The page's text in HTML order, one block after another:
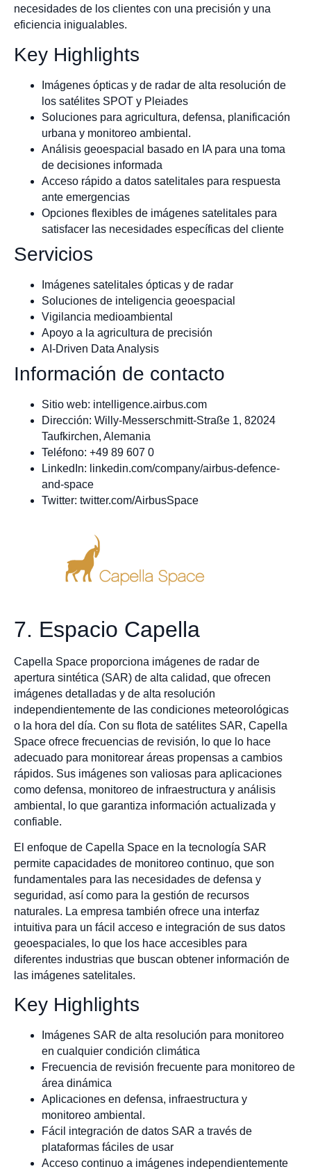
necesidades de los clientes con una precisión y una
eficiencia inigualables.
Key Highlights
Imágenes ópticas y de radar de alta resolución de
los satélites SPOT y Pleiades
Soluciones para agricultura, defensa, planificación
urbana y monitoreo ambiental.
Análisis geoespacial basado en IA para una toma
de decisiones informada
Acceso rápido a datos satelitales para respuesta
ante emergencias
Opciones flexibles de imágenes satelitales para
satisfacer las necesidades específicas del cliente
Servicios
Imágenes satelitales ópticas y de radar
Soluciones de inteligencia geoespacial
Vigilancia medioambiental
Apoyo a la agricultura de precisión
AI-Driven Data Analysis
Información de contacto
Sitio web: intelligence.airbus.com
Dirección: Willy-Messerschmitt-Straße 1, 82024
Taufkirchen, Alemania
Teléfono: +49 89 607 0
LinkedIn: linkedin.com/company/airbus-defence-
and-space
Twitter: twitter.com/AirbusSpace
7. Espacio Capella
Capella Space proporciona imágenes de radar de
apertura sintética (SAR) de alta calidad, que ofrecen
imágenes detalladas y de alta resolución
independientemente de las condiciones meteorológicas
o la hora del día. Con su flota de satélites SAR, Capella
Space ofrece frecuencias de revisión, lo que lo hace
adecuado para monitorear áreas propensas a cambios
rápidos. Sus imágenes son valiosas para aplicaciones
como defensa, monitoreo de infraestructura y análisis
ambiental, lo que garantiza información actualizada y
confiable.
El enfoque de Capella Space en la tecnología SAR
permite capacidades de monitoreo continuo, que son
fundamentales para las necesidades de defensa y
seguridad, así como para la gestión de recursos
naturales. La empresa también ofrece una interfaz
intuitiva para un fácil acceso e integración de sus datos
geoespaciales, lo que los hace accesibles para
diferentes industrias que buscan obtener información de
las imágenes satelitales.
Key Highlights
Imágenes SAR de alta resolución para monitoreo
en cualquier condición climática
Frecuencia de revisión frecuente para monitoreo de
área dinámica
Aplicaciones en defensa, infraestructura y
monitoreo ambiental.
Fácil integración de datos SAR a través de
plataformas fáciles de usar
Acceso continuo a imágenes independientemente